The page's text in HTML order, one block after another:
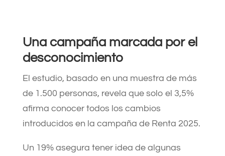
Una campaña marcada por el
desconocimiento
El estudio, basado en una muestra de más
de 1.500 personas, revela que solo el 3,5%
afirma conocer todos los cambios
introducidos en la campaña de Renta 2025.
Un 19% asegura tener idea de algunas